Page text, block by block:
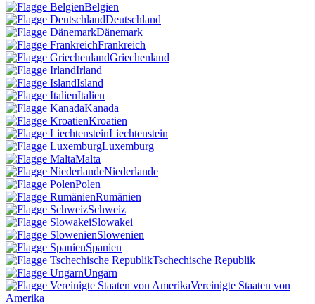
Belgien
Deutschland
Dänemark
Frankreich
Griechenland
Irland
Island
Italien
Kanada
Kroatien
Liechtenstein
Luxemburg
Malta
Niederlande
Polen
Rumänien
Schweiz
Slowakei
Slowenien
Spanien
Tschechische Republik
Ungarn
Vereinigte Staaten von
Amerika